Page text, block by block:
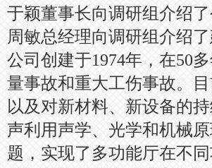
于颖董事长向调研组介绍
周敏总经理向调研组介绍
公司创建于1974年，在50
量事故和重大工伤事故。
以及对新材料、新设备的
声利用声学、光学和机械
题，实现了多功能厅在不